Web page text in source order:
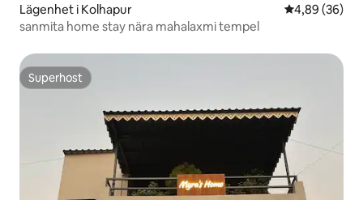
Lägenhet i Kolhapur 4,89 av 5 i
4,89 (36)
sanmita home stay nära mahalaxmi tempel
Superhost
Superhost